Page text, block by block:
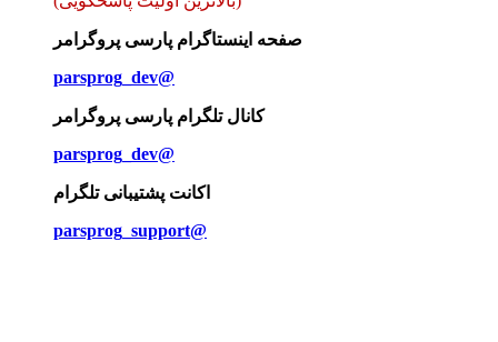
صفحه اینستاگرام پارسی پروگرامر
parsprog_dev@
کانال تلگرام پارسی پروگرامر
parsprog_dev@
اکانت پشتیبانی تلگرام
parsprog_support@